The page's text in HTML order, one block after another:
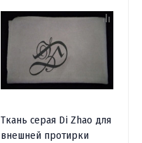
Ткань серая Di Zhao для
внешней протирки